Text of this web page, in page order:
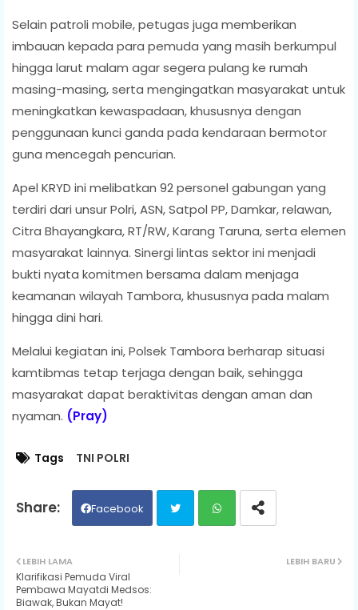
Selain patroli mobile, petugas juga memberikan
imbauan kepada para pemuda yang masih berkumpul
hingga larut malam agar segera pulang ke rumah
masing-masing, serta mengingatkan masyarakat untuk
meningkatkan kewaspadaan, khususnya dengan
penggunaan kunci ganda pada kendaraan bermotor
guna mencegah pencurian.
Apel KRYD ini melibatkan 92 personel gabungan yang
terdiri dari unsur Polri, ASN, Satpol PP, Damkar, relawan,
Citra Bhayangkara, RT/RW, Karang Taruna, serta elemen
masyarakat lainnya. Sinergi lintas sektor ini menjadi
bukti nyata komitmen bersama dalam menjaga
keamanan wilayah Tambora, khususnya pada malam
hingga dini hari.
Melalui kegiatan ini, Polsek Tambora berharap situasi
kamtibmas tetap terjaga dengan baik, sehingga
masyarakat dapat beraktivitas dengan aman dan
nyaman. (Pray)
Tags TNI POLRI
Facebook
LEBIH BARU
LEBIH LAMA
Klarifikasi Pemuda Viral
Pembawa Mayatdi Medsos:
Biawak, Bukan Mayat!